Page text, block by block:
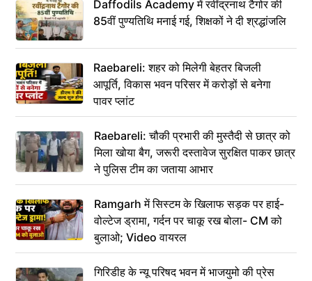
Daffodils Academy में रवींद्रनाथ टैगोर की
85वीं पुण्यतिथि मनाई गई, शिक्षकों ने दी श्रद्धांजलि
Raebareli: शहर को मिलेगी बेहतर बिजली
आपूर्ति, विकास भवन परिसर में करोड़ों से बनेगा
पावर प्लांट
Raebareli: चौकी प्रभारी की मुस्तैदी से छात्र को
मिला खोया बैग, जरूरी दस्तावेज सुरक्षित पाकर छात्र
ने पुलिस टीम का जताया आभार
Ramgarh में सिस्टम के खिलाफ सड़क पर हाई-
वोल्टेज ड्रामा, गर्दन पर चाकू रख बोला- CM को
बुलाओ; Video वायरल
गिरिडीह के न्यू परिषद भवन में भाजयुमो की प्रेस